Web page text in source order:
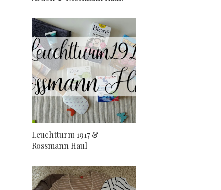
Leuchtturm 1917 &
Rossmann Haul